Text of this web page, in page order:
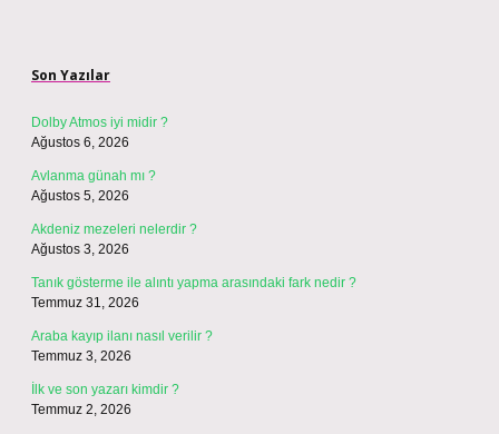
Son Yazılar
Dolby Atmos iyi midir ?
Ağustos 6, 2026
Avlanma günah mı ?
Ağustos 5, 2026
Akdeniz mezeleri nelerdir ?
Ağustos 3, 2026
Tanık gösterme ile alıntı yapma arasındaki fark nedir ?
Temmuz 31, 2026
Araba kayıp ilanı nasıl verilir ?
Temmuz 3, 2026
İlk ve son yazarı kimdir ?
Temmuz 2, 2026